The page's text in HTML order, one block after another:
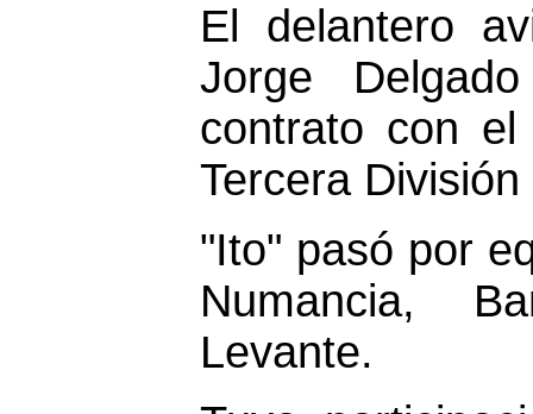
El delantero
Jorge
contrato con
Tercera
"Ito" pasó por
Numancia,
Levante.